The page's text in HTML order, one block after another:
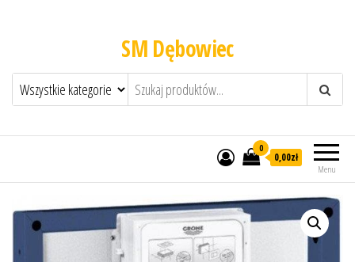
SM Dębowiec
Menu
0
0,00zł